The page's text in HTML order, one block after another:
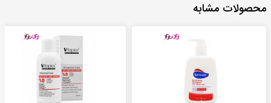
محصولات مشابه